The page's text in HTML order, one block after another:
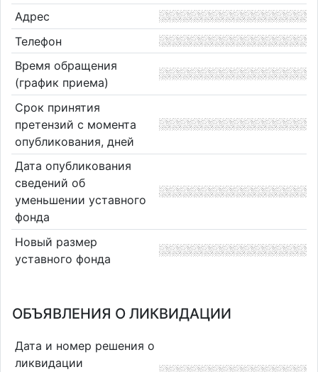
Адрес
Телефон
Время обращения
(график приема)
Срок принятия
претензий с момента
опубликования, дней
Дата опубликования
сведений об
уменьшении уставного
фонда
Новый размер
уставного фонда
ОБЪЯВЛЕНИЯ О ЛИКВИДАЦИИ
Дата и номер решения о
ликвидации